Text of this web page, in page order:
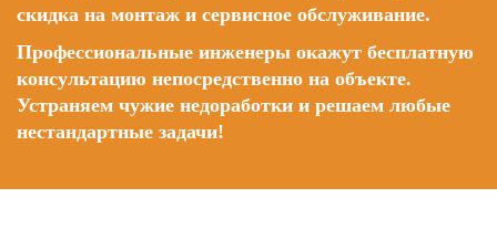
скидка на монтаж и сервисное обслуживание.
Профессиональные инженеры окажут бесплатную
консультацию непосредственно на объекте.
Устраняем чужие недоработки и решаем любые
нестандартные задачи!